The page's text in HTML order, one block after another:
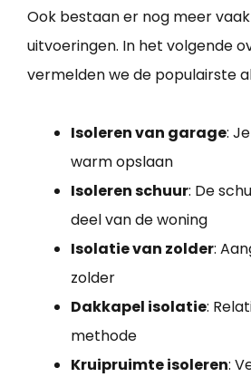
Ook bestaan er nog meer
uitvoeringen. In het volgende
vermelden we de populairste
Isoleren van garage:
warm opslaan
Isoleren schuur: De
deel van de woning
Isolatie van zolder:
zolder
Dakkapel isolatie:
methode
Kruipruimte isoleren: